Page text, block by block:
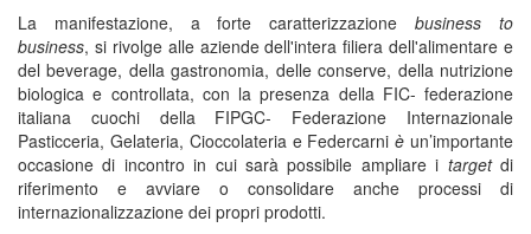
La manifestazione, a forte caratterizzazionebusiness to
business, si rivolge alle aziende dell'intera filiera dell'alimentare e
del beverage, della gastronomia, delle conserve, della nutrizione
biologica e controllata, con la presenza della FIC- federazione
italiana cuochi della FIPGC- Federazione Internazionale
Pasticceria, Gelateria, Cioccolateria e Federcarni è un’importante
occasione di incontro in cui sarà possibile ampliare i targetdi
riferimento e avviare o consolidare anche processi di
internazionalizzazione dei propri prodotti.